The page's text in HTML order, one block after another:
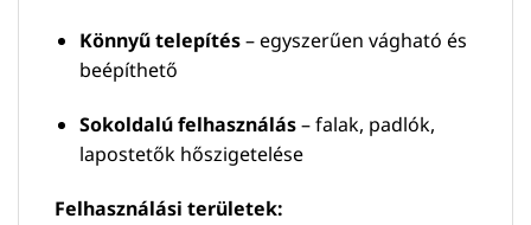
Könnyű telepítés– egyszerűen vágható és
beépíthető
Sokoldalú felhasználás– falak, padlók,
lapostetők hőszigetelése
Felhasználási területek: